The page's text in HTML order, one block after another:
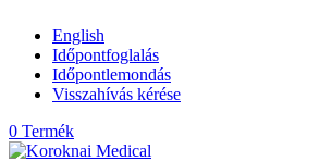
English
Időpontfoglalás
Időpontlemondás
Visszahívás kérése
0 Termék